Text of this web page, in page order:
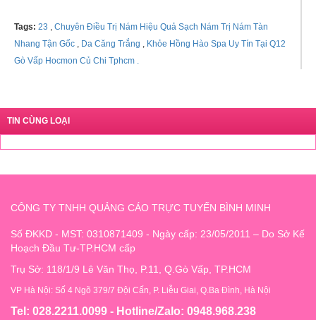
Tags: 23 , Chuyên Điều Trị Nám Hiệu Quả Sạch Nám Trị Nám Tàn
Nhang Tận Gốc , Da Căng Trắng , Khỏe Hồng Hào Spa Uy Tín Tại Q12
Gò Vấp Hocmon Củ Chi Tphcm .
TIN CÙNG LOẠI
CÔNG TY TNHH QUẢNG CÁO TRỰC TUYẾN BÌNH MINH
Số ĐKKD - MST: 0310871409 - Ngày cấp: 23/05/2011 – Do Sở Kế
Hoạch Đầu Tư-TP.HCM cấp
Trụ Sở: 118/1/9 Lê Văn Thọ, P.11, Q.Gò Vấp, TP.HCM
VP Hà Nội: Số 4 Ngõ 379/7 Đội Cấn, P. Liễu Giai, Q.Ba Đình, Hà Nội
Tel: 028.2211.0099 - Hotline/Zalo: 0948.968.238